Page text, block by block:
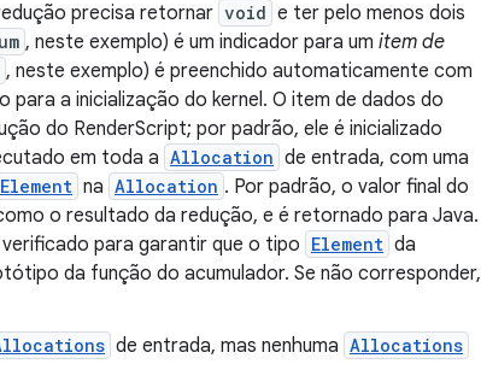
precisa retornar void e ter pelo menos dois
, neste exemplo) é um indicador para um item de
, neste exemplo) é preenchido automaticamente com
para a inicialização do kernel. O item de dados do
do RenderScript; por padrão, ele é inicializado
em toda a Allocation de entrada, com uma
Element na Allocation . Por padrão, o valor final do
o resultado da redução, e é retornado para Java.
para garantir que o tipo Element da
da função do acumulador. Se não corresponder,
de entrada, mas nenhuma Allocations